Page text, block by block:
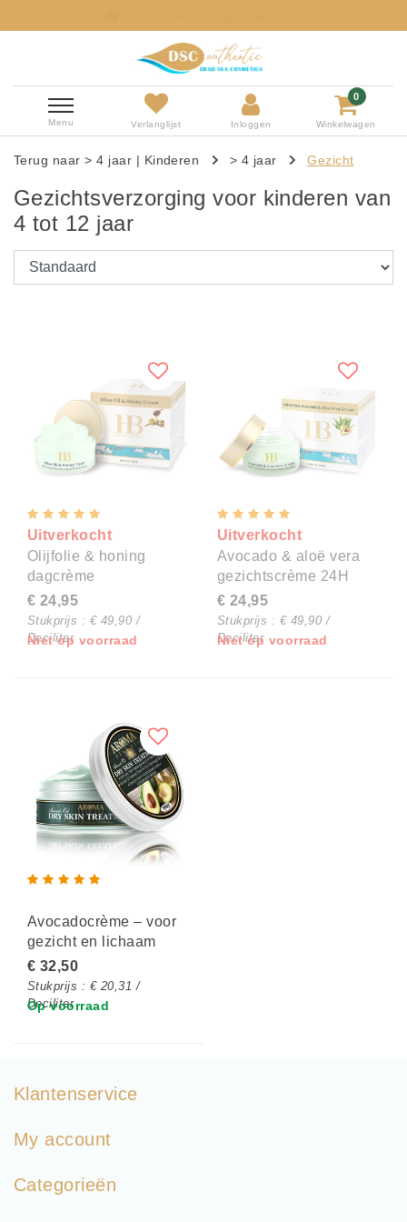
Menu Verlanglijst Inloggen
0
Winkelwagen
Terug naar > 4 jaar | Kinderen > 4 jaar Gezicht
Gezichtsverzorging voor kinderen van
4 tot 12 jaar
Uitverkocht
Olijfolie & honing
dagcrème
€ 24,95
Stukprijs : € 49,90 /
Deciliter
Niet op voorraad
Uitverkocht
Avocado & aloë vera
gezichtscrème 24H
€ 24,95
Stukprijs : € 49,90 /
Deciliter
Niet op voorraad
Avocadocrème – voor
gezicht en lichaam
€ 32,50
Stukprijs : € 20,31 /
Deciliter
Op voorraad
Klantenservice
My account
Categorieën